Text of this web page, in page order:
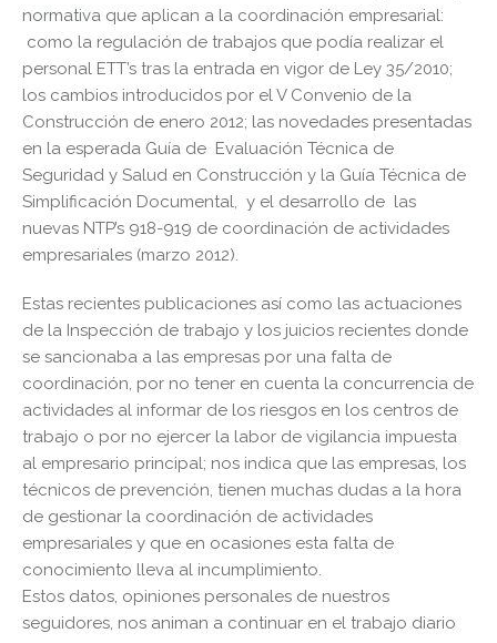
normativa que aplican a la coordinación empresarial:
como la regulación de trabajos que podía realizar el
personal ETT’s tras la entrada en vigor de Ley 35/2010;
los cambios introducidos por el V Convenio de la
Construcción de enero 2012; las novedades presentadas
en la esperada Guía de Evaluación Técnica de
Seguridad y Salud en Construcción y la Guía Técnica de
Simplificación Documental, y el desarrollo de las
nuevas NTP’s 918-919 de coordinación de actividades
empresariales (marzo 2012).
Estas recientes publicaciones así como las actuaciones
de la Inspección de trabajo y los juicios recientes donde
se sancionaba a las empresas por una falta de
coordinación, por no tener en cuenta la concurrencia de
actividades al informar de los riesgos en los centros de
trabajo o por no ejercer la labor de vigilancia impuesta
al empresario principal; nos indica que las empresas, los
técnicos de prevención, tienen muchas dudas a la hora
de gestionar la coordinación de actividades
empresariales y que en ocasiones esta falta de
conocimiento lleva al incumplimiento.
Estos datos, opiniones personales de nuestros
seguidores, nos animan a continuar en el trabajo diario